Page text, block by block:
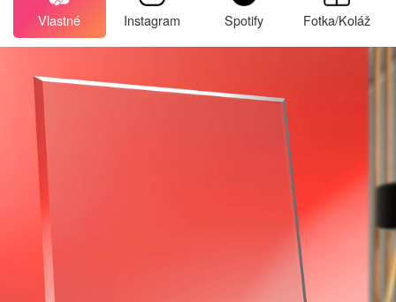
Vlastné Instagram Spotify Fotka/Koláž